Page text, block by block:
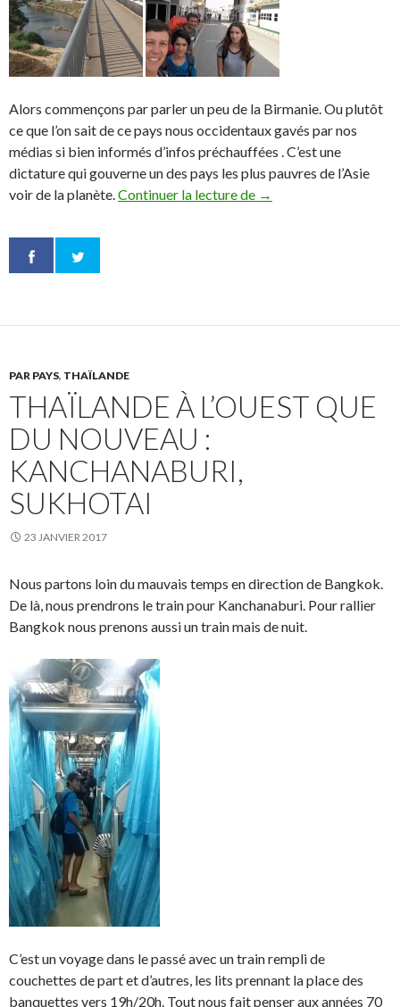
Alors commençons par parler un peu de la Birmanie. Ou plutôt
ce que l’on sait de ce pays nous occidentaux gavés par nos
médias si bien informés d’infos préchauffées . C’est une
dictature qui gouverne un des pays les plus pauvres de l’Asie
voir de la planète.Continuer la lecture de La Birmanie ou le
→
PAR PAYS, THAÏLANDE
THAÏLANDE À L’OUEST QUE
DU NOUVEAU :
KANCHANABURI,
SUKHOTAI
23 JANVIER 2017
Nous partons loin du mauvais temps en direction de Bangkok.
De là, nous prendrons le train pour Kanchanaburi. Pour rallier
Bangkok nous prenons aussi un train mais de nuit.
C’est un voyage dans le passé avec un train rempli de
couchettes de part et d’autres, les lits prennant la place des
banquettes vers 19h/20h. Tout nous fait penser aux années 70